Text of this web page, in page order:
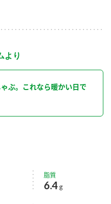
より
ぶ。これなら暖かい日で
脂質
6.4 g